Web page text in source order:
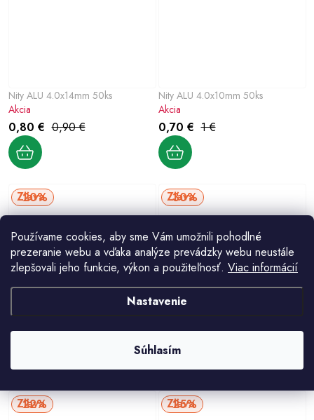
Používame cookies, aby sme Vám umožnili pohodlné
prezeranie webu a vďaka analýze prevádzky webu neustále
zlepšovali jeho funkcie, výkon a použiteľnosť. Viac informácií
Nastavenie
Súhlasím
Nity ALU 4.0x14mm 50ks
0,80 € 0,90 €
Akcia
Nity ALU 4.0x10mm 50ks
0,70 € 1 €
Akcia
20%
0,80 € 1 €
Akcia
Nity ALU 4.0x8mm 50ks
30%
0,70 € 1 €
22% 25%